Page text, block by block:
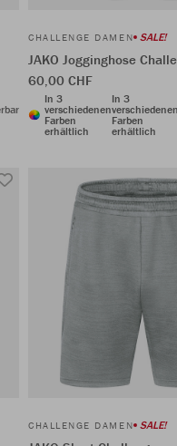
CHALLENGE DAMEN SALE!
JAKO Jogginghose
60,00 CHF
In 3
verschiedenen
Farben
erhältlich
In 3
Farben
erhältlich
CHALLENGE DAMEN SALE!